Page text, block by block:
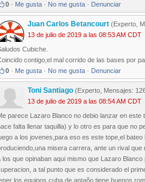
0 · Me gusta · No me gusta · Denunciar
Juan Carlos Betancourt (Experto,
13 de julio de 2019 a las 08:53 AM CDT
Cubiche.
contigo,el mal corrido de las bases por
0 · Me gusta · No me gusta · Denunciar
Toni Santiago (Experto, Mensajes:
13 de julio de 2019 a las 08:54 AM CDT
parece Lazaro Blanco no debio lanzar en
falta llenar taquilla) y lo otro es para que no
a los jovenes,para eso es este tope,el
misera carrera, ante un rival
los que opinaban aqui mismo que Lazaro
a tal punto que es considerado el
los equipos cuba de antaño,tiene buenos